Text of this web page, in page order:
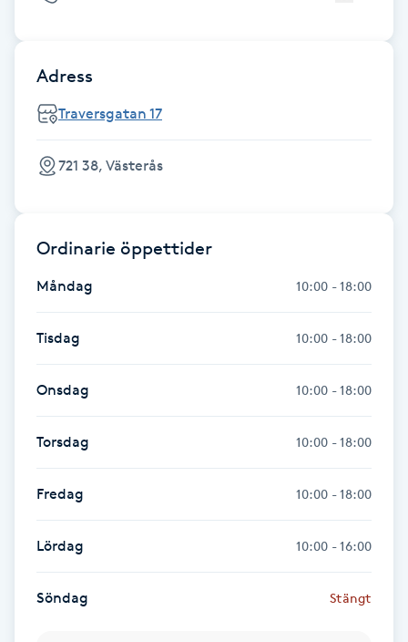
Gruppträning
Gua Sha-massage
Headspa
Healing
Herrklippning
HIFU
Hollywood Peel
Hot Stone Massage
Hot yoga
Hudföryngring
Adress
Traversgatan 17
721 38, Västerås
Ordinarie öppettider
Måndag 10:00 - 18:00
Tisdag 10:00 - 18:00
Onsdag 10:00 - 18:00
Torsdag 10:00 - 18:00
Fredag 10:00 - 18:00
Lördag 10:00 - 16:00
Söndag Stängt